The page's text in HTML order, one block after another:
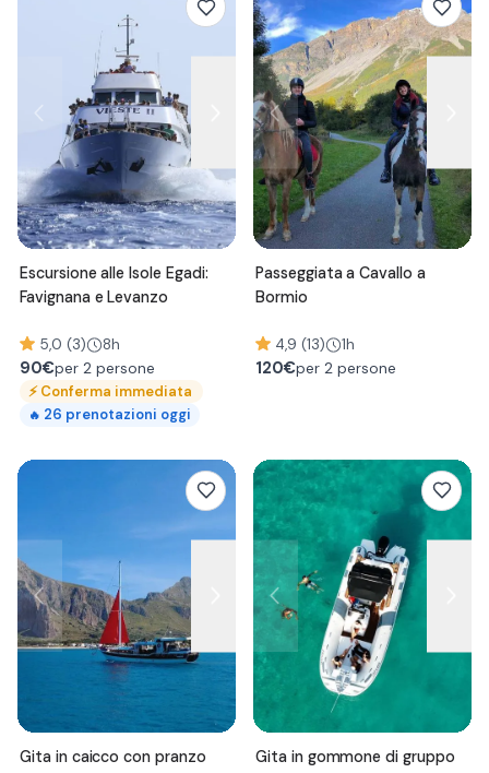
Escursione alle Isole Egadi:
Favignana e Levanzo
5,0 (3) 8h
90€per 2 persone
⚡Conferma immediata
🔥 26 prenotazioni oggi
Passeggiata a Cavallo a
Bormio
4,9 (13) 1h
120€per 2 persone
Gita in caicco con pranzo
Gita in gommone di gruppo